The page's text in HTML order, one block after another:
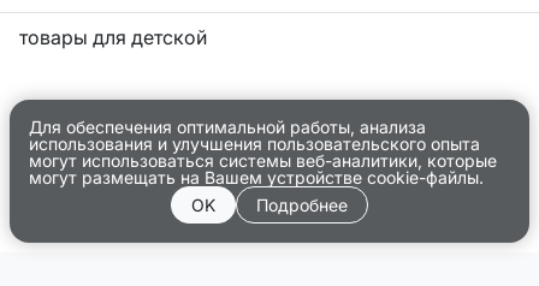
товары для детской
Для обеспечения оптимальной работы, анализа
использования и улучшения пользовательского опыта
могут использоваться системы веб-аналитики, которые
могут размещать на Вашем устройстве cookie-файлы.
OK
Подробнее